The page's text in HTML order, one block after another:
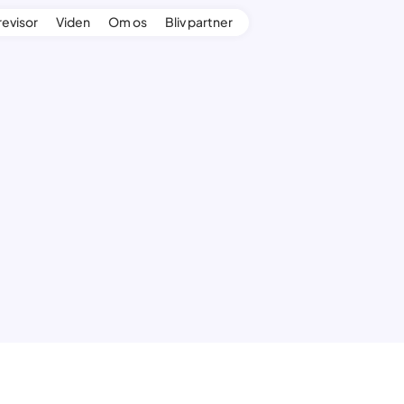
Viden Om os Bliv partner